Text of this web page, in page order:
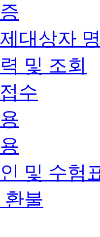
대상자
및 조회
수
및 수험
불